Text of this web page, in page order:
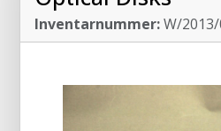
Inventarnummer:W/